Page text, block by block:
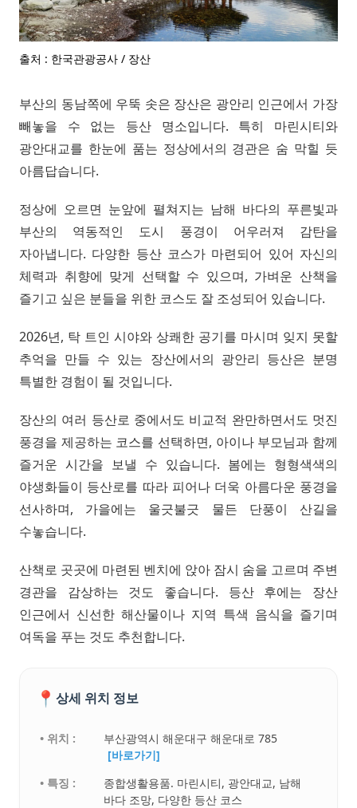
출처 : 한국관광공사 / 장산
부산의 동남쪽에 우뚝 솟은 장산은 광안리 인근에서 가장
빼놓을 수 없는 등산 명소입니다. 특히 마린시티와
광안대교를 한눈에 품는 정상에서의 경관은 숨 막힐 듯
아름답습니다.
정상에 오르면 눈앞에 펼쳐지는 남해 바다의 푸른빛과
부산의 역동적인 도시 풍경이 어우러져 감탄을
자아냅니다. 다양한 등산 코스가 마련되어 있어 자신의
체력과 취향에 맞게 선택할 수 있으며, 가벼운 산책을
즐기고 싶은 분들을 위한 코스도 잘 조성되어 있습니다.
2026년, 탁 트인 시야와 상쾌한 공기를 마시며 잊지 못할
추억을 만들 수 있는 장산에서의 광안리 등산은 분명
특별한 경험이 될 것입니다.
장산의 여러 등산로 중에서도 비교적 완만하면서도 멋진
풍경을 제공하는 코스를 선택하면, 아이나 부모님과 함께
즐거운 시간을 보낼 수 있습니다. 봄에는 형형색색의
야생화들이 등산로를 따라 피어나 더욱 아름다운 풍경을
선사하며, 가을에는 울긋불긋 물든 단풍이 산길을
수놓습니다.
산책로 곳곳에 마련된 벤치에 앉아 잠시 숨을 고르며 주변
경관을 감상하는 것도 좋습니다. 등산 후에는 장산
인근에서 신선한 해산물이나 지역 특색 음식을 즐기며
여독을 푸는 것도 추천합니다.
📍 상세 위치 정보
• 위치 :
부산광역시 해운대구 해운대로 785
[바로가기]
• 특징 :
종합생활용품. 마린시티, 광안대교, 남해
바다 조망, 다양한 등산 코스